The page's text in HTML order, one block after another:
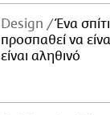
Design
Ένα
προσπαθεί να
είναι αληθινό